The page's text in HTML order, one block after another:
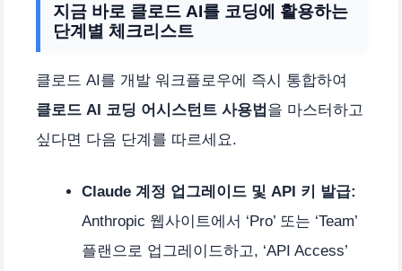
지금 바로 클로드 AI를 코딩에 활용하는
단계별 체크리스트
클로드 AI를 개발 워크플로우에 즉시 통합하여
클로드 AI 코딩 어시스턴트 사용법 을 마스터하고
싶다면 다음 단계를 따르세요.
Claude 계정 업그레이드 및 API 키 발급:
Anthropic 웹사이트에서 ‘Pro’ 또는 ‘Team’
플랜으로 업그레이드하고, ‘API Access’